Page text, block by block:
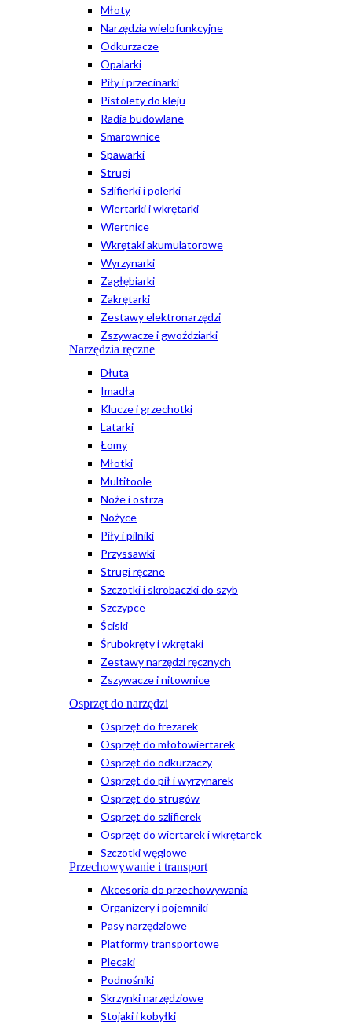
Młoty
Narzędzia wielofunkcyjne
Odkurzacze
Opalarki
Piły i przecinarki
Pistolety do kleju
Radia budowlane
Smarownice
Spawarki
Strugi
Szlifierki i polerki
Wiertarki i wkrętarki
Wiertnice
Wkrętaki akumulatorowe
Wyrzynarki
Zagłębiarki
Zakrętarki
Zestawy elektronarzędzi
Zszywacze i gwoździarki
Narzędzia ręczne
Dłuta
Imadła
Klucze i grzechotki
Latarki
Łomy
Młotki
Multitoole
Noże i ostrza
Nożyce
Piły i pilniki
Przyssawki
Strugi ręczne
Szczotki i skrobaczki do szyb
Szczypce
Ściski
Śrubokręty i wkrętaki
Zestawy narzędzi ręcznych
Zszywacze i nitownice
Osprzęt do narzędzi
Osprzęt do frezarek
Osprzęt do młotowiertarek
Osprzęt do odkurzaczy
Osprzęt do pił i wyrzynarek
Osprzęt do strugów
Osprzęt do szlifierek
Osprzęt do wiertarek i wkrętarek
Szczotki węglowe
Przechowywanie i transport
Akcesoria do przechowywania
Organizery i pojemniki
Pasy narzędziowe
Platformy transportowe
Plecaki
Podnośniki
Skrzynki narzędziowe
Stojaki i kobyłki